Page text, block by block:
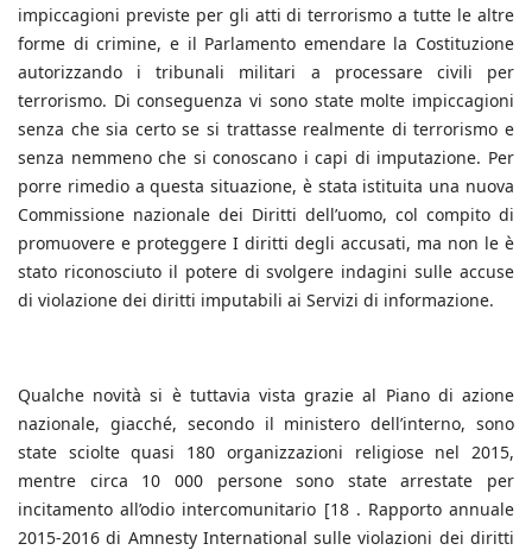
impiccagioni previste per gli atti di terrorismo a tutte le altre
forme di crimine, e il Parlamento emendare la Costituzione
autorizzando i tribunali militari a processare civili per
terrorismo. Di conseguenza vi sono state molte impiccagioni
senza che sia certo se si trattasse realmente di terrorismo e
senza nemmeno che si conoscano i capi di imputazione. Per
porre rimedio a questa situazione, è stata istituita una nuova
Commissione nazionale dei Diritti dell’uomo, col compito di
promuovere e proteggere I diritti degli accusati, ma non le è
stato riconosciuto il potere di svolgere indagini sulle accuse
di violazione dei diritti imputabili ai Servizi di informazione.
Qualche novità si è tuttavia vista grazie al Piano di azione
nazionale, giacché, secondo il ministero dell’interno, sono
state sciolte quasi 180 organizzazioni religiose nel 2015,
mentre circa 10 000 persone sono state arrestate per
incitamento all’odio intercomunitario [18 . Rapporto annuale
2015-2016 di Amnesty International sulle violazioni dei diritti